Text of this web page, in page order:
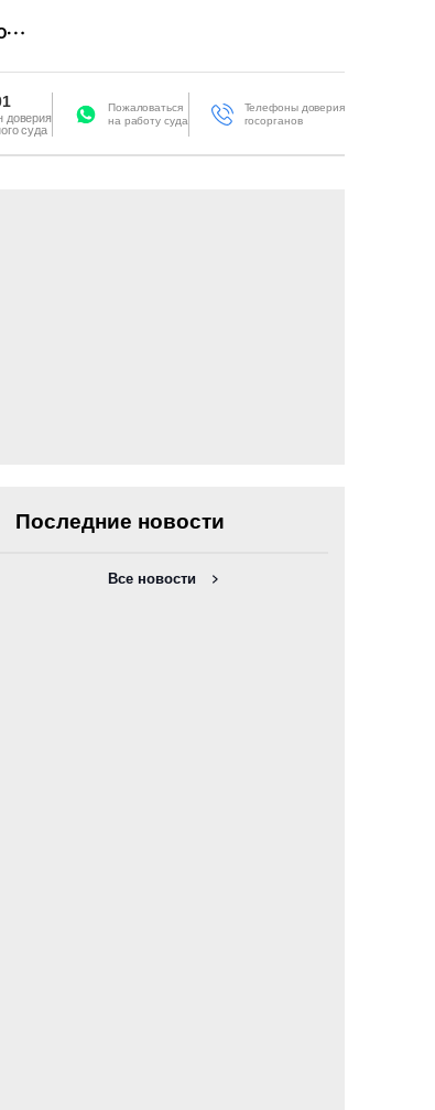
доверия
суда
Пожаловаться
на работу суда
Телефоны доверия
госорганов
Последние новости
Все новости